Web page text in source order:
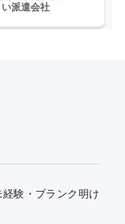
い派遣会社
験・ブランク明け